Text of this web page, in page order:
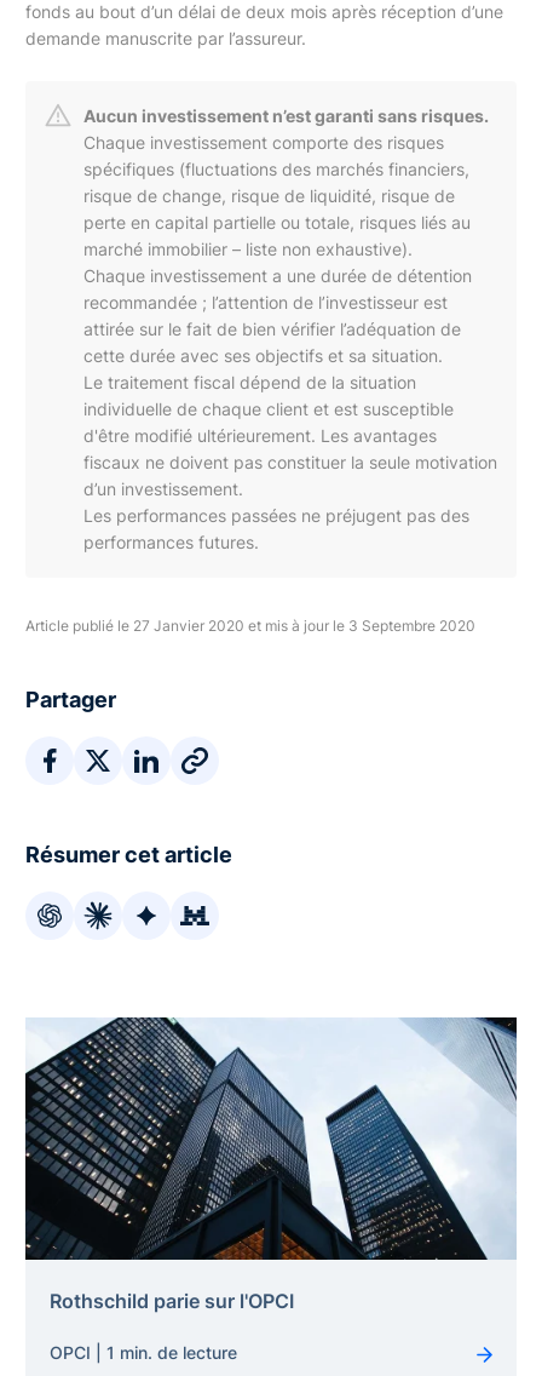
fonds au bout d’un délai de deux mois après réception d’une
demande manuscrite par l’assureur.
Aucun investissement n’est garanti sans risques.
Chaque investissement comporte des risques
spécifiques (fluctuations des marchés financiers,
risque de change, risque de liquidité, risque de
perte en capital partielle ou totale, risques liés au
marché immobilier – liste non exhaustive).
Chaque investissement a une durée de détention
recommandée ; l’attention de l’investisseur est
attirée sur le fait de bien vérifier l’adéquation de
cette durée avec ses objectifs et sa situation.
Le traitement fiscal dépend de la situation
individuelle de chaque client et est susceptible
d'être modifié ultérieurement. Les avantages
fiscaux ne doivent pas constituer la seule motivation
d’un investissement.
Les performances passées ne préjugent pas des
performances futures.
Article publié le 27 Janvier 2020 et mis à jour le 3 Septembre 2020
Partager
Résumer cet article
Rothschild parie sur l'OPCI
OPCI | 1 min. de lecture